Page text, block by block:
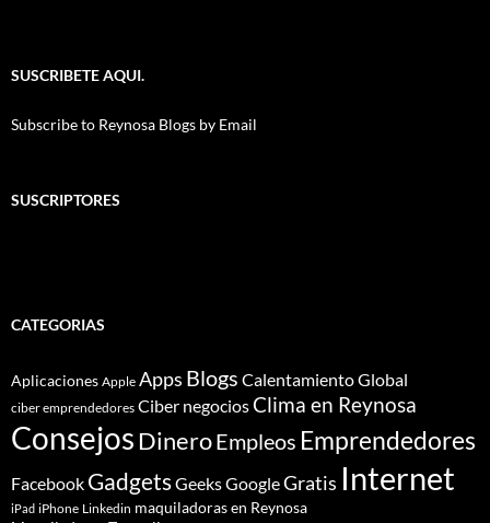
SUSCRIBETE AQUI.
Subscribe to Reynosa Blogs by Email
SUSCRIPTORES
CATEGORIAS
Aplicaciones Apple Apps Blogs Calentamiento Global
ciber emprendedores Ciber negociosClima en Reynosa
ConsejosDineroEmpleos Emprendedores
Facebook GadgetsGeeksGoogleGratis Internet
iPad iPhone Linkedin maquiladoras en Reynosa